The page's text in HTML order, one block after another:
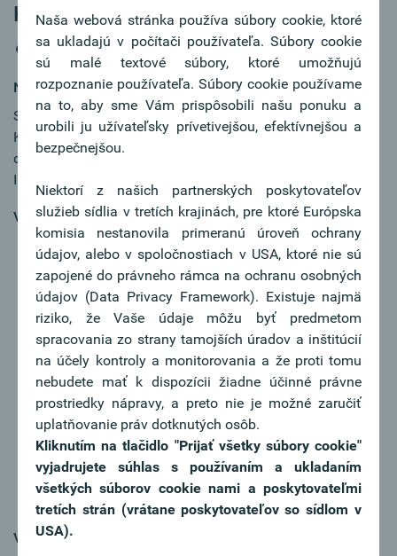
Kreditreferent:in (m/w/d)
Esslingen
Náš spoločný cieľ:
Sie entscheiden über Kreditanträge, bereiten
Kreditentscheidungen sowie Bonitätseinschätzungen für
die Entscheidungsträger:innen auf und überwachen das
Ihnen übertragene Kreditportfolio.
Vaše najdôležitejšie úlohy:
Sie bearbeiten Kreditanträge und geben Ihre
qualifizierte Einschätzung an die
Kompetenzträger:innen weiter
Sie treffen Kreditentscheidungen im Rahmen Ihrer
eigenen Kompetenzen
Sie sind verantwortlich für die Abwicklung von
Ratings, erstellen Bonitätsbeurteilungen auf Basis von
Einzel- und Konzernjahresabschlüssen und prüfen
Liegenschaftsbewertungen sowie Einkommens- und
Vermögensverhältnisse
Sie kontrollieren richtlinienkonforme Auflagen aus
Kreditbewilligungen und die Einhaltung der Oberbank-
Kreditstandards
Váš profil:
Naša webová stránka používa súbory cookie, ktoré
sa ukladajú v počítači používateľa. Súbory cookie
sú malé textové súbory, ktoré umožňujú
rozpoznanie používateľa. Súbory cookie používame
na to, aby sme Vám prispôsobili našu ponuku a
urobili ju užívateľsky prívetivejšou, efektívnejšou a
bezpečnejšou.
Niektorí z našich partnerských poskytovateľov
služieb sídlia v tretích krajinách, pre ktoré Európska
komisia nestanovila primeranú úroveň ochrany
údajov, alebo v spoločnostiach v USA, ktoré nie sú
zapojené do právneho rámca na ochranu osobných
údajov (Data Privacy Framework). Existuje najmä
riziko, že Vaše údaje môžu byť predmetom
spracovania zo strany tamojších úradov a inštitúcií
na účely kontroly a monitorovania a že proti tomu
nebudete mať k dispozícii žiadne účinné právne
prostriedky nápravy, a preto nie je možné zaručiť
uplatňovanie práv dotknutých osôb.
Kliknutím na tlačidlo "Prijať všetky súbory cookie"
vyjadrujete súhlas s používaním a ukladaním
všetkých súborov cookie nami a poskytovateľmi
tretích strán (vrátane poskytovateľov so sídlom v
USA).